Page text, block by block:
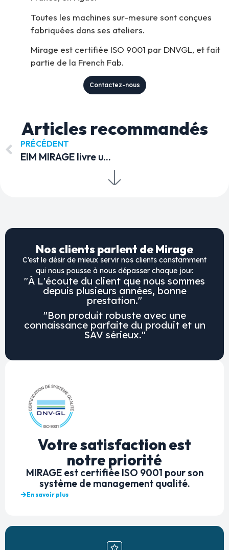
Toutes les machines sur-mesure sont conçues
fabriquées dans ses ateliers.
Mirage est certifiée ISO 9001 par DNVGL, et fait
partie de la French Fab.
Contactez-nous
Articles recommandés
PRÉCÉDENT
EIM MIRAGE livre un nouveau skid de lavage haute pression PROPRETE+ monté sur plateau pour la ville de Sète
Nos clients parlent de Mirage
C’est le désir de mieux servir nos clients constamment
qui nous pousse à nous dépasser chaque jour.
"À L'écoute du client que nous sommes
depuis plusieurs années, bonne
prestation."
"Bon produit robuste avec une
connaissance parfaite du produit et un
SAV sérieux."
Votre satisfaction est
notre priorité
MIRAGE est certifiée ISO 9001 pour son
système de management qualité.
En savoir plus